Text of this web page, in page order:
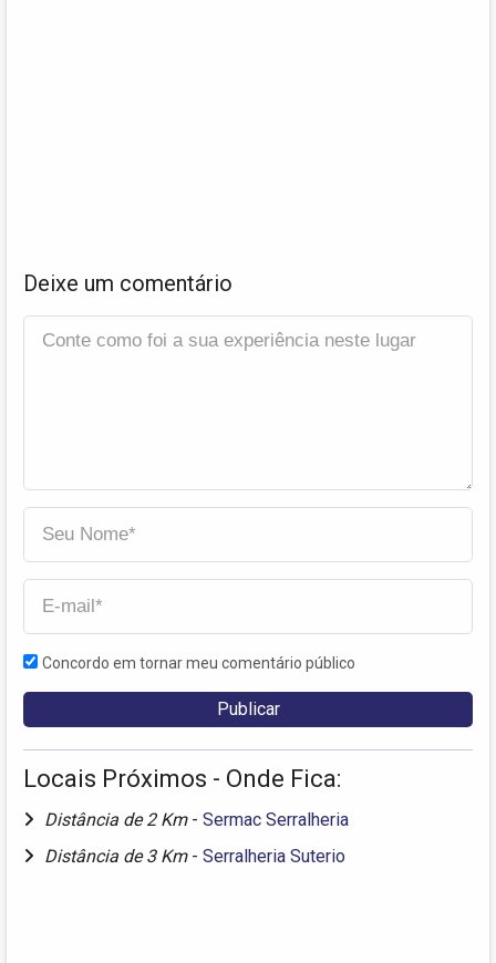
Deixe um comentário
Concordo em tornar meu comentário público
Locais Próximos - Onde Fica:
Distância de 2 Km - Sermac Serralheria
Distância de 3 Km - Serralheria Suterio